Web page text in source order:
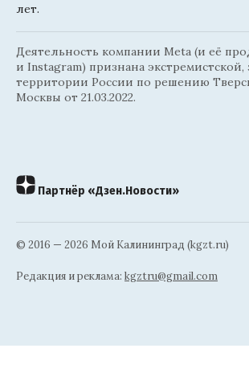
лет.
Деятельность компании Meta (и её
и Instagram) признана
территории России по решению
Москвы от 21.03.2022.
Партнёр «Дзен.Новости»
© 2016 — 2026 Мой Калининград (kgzt.ru)
Редакция и реклама: kgztru@gmail.com